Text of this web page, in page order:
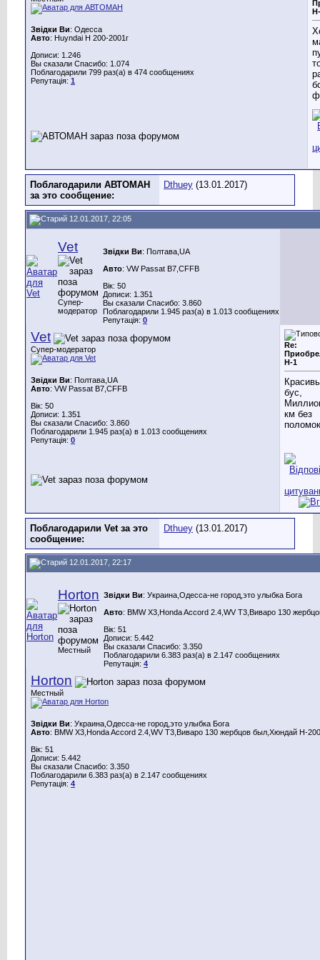
Звідки Ви: Одесса
Авто: Huyndai H 200-2001г
Дописи: 1.246
Вы сказали Спасибо: 1.074
Поблагодарили 799 раз(а) в 474 сообщениях
Репутація: 1
Поблагодарили АВТОМАН
за это сообщение:
Dthuey (13.01.2017)
12.01.2017, 22:05
Vet
Супер-
модератор
Звідки Ви: Полтава,UA
Авто: VW Passat B7,CFFB
Вік: 50
Дописи: 1.351
Вы сказали Спасибо: 3.860
Поблагодарили 1.945 раз(а) в 1.013 сообщениях
Репутація: 0
Vet
Супер-модератор
Звідки Ви: Полтава,UA
Авто: VW Passat B7,CFFB
Вік: 50
Дописи: 1.351
Вы сказали Спасибо: 3.860
Поблагодарили 1.945 раз(а) в 1.013 сообщениях
Репутація: 0
Re:
Н-1
бус,
км без
Поблагодарили Vet за это
сообщение:
Dthuey (13.01.2017)
12.01.2017, 22:17
Horton
Местный
Звідки Ви: Украина,Одесса-не город,это улыбка Бога
Авто: BMW X3,Honda Aссord 2.4,WV T3,Виваро 130
Вік: 51
Дописи: 5.442
Вы сказали Спасибо: 3.350
Поблагодарили 6.383 раз(а) в 2.147 сообщениях
Репутація: 4
Horton
Местный
Звідки Ви: Украина,Одесса-не город,это улыбка Бога
Авто: BMW X3,Honda Aссord 2.4,WV T3,Виваро 130 жербцов был,Хюндай Н-
Вік: 51
Дописи: 5.442
Вы сказали Спасибо: 3.350
Поблагодарили 6.383 раз(а) в 2.147 сообщениях
Репутація: 4